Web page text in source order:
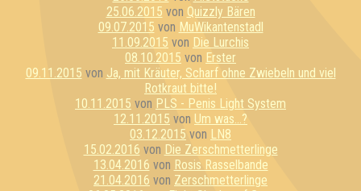
25.06.2015 von Quizzly Bären
09.07.2015 von MuWikantenstadl
11.09.2015 von Die Lurchis
08.10.2015 von Erster
09.11.2015 von Ja, mit Kräuter, Scharf ohne Zwiebeln und viel
Rotkraut bitte!
10.11.2015 von PLS - Penis Light System
12.11.2015 von Um was...?
03.12.2015 von LN8
15.02.2016 von Die Zerschmetterlinge
13.04.2016 von Rosis Rasselbande
21.04.2016 von Zerschmetterlinge